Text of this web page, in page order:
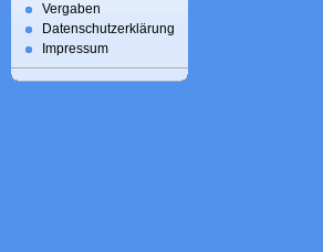
Vergaben
Datenschutzerklärung
Impressum